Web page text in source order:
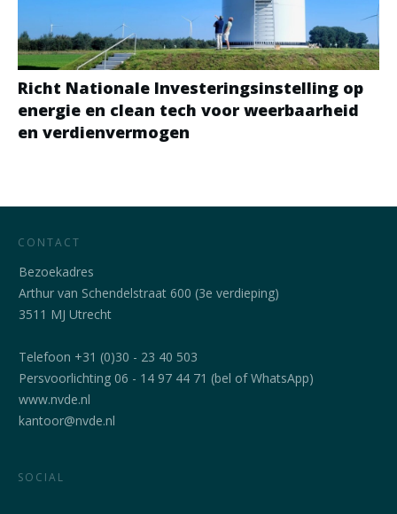
Richt Nationale Investeringsinstelling op
energie en clean tech voor weerbaarheid
en verdienvermogen
CONTACT
Bezoekadres
Arthur van Schendelstraat 600 (3e verdieping)
3511 MJ Utrecht
Telefoon +31 (0)30 - 23 40 503
Persvoorlichting 06 - 14 97 44 71 (bel of WhatsApp)
www.nvde.nl
kantoor@nvde.nl
SOCIAL